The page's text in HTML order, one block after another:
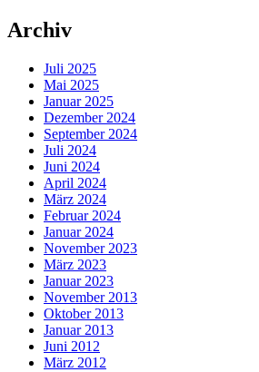
Archiv
Juli 2025
Mai 2025
Januar 2025
Dezember 2024
September 2024
Juli 2024
Juni 2024
April 2024
März 2024
Februar 2024
Januar 2024
November 2023
März 2023
Januar 2023
November 2013
Oktober 2013
Januar 2013
Juni 2012
März 2012